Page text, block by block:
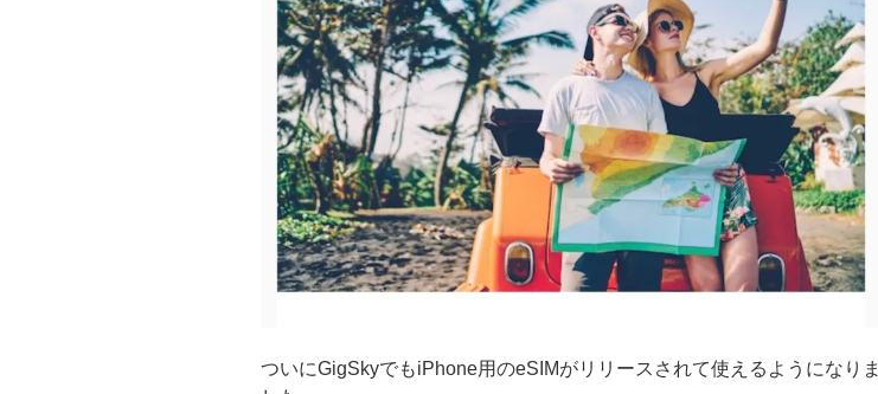
し
て
て
よ
か
っ
た
な
ぁ
と
思
件”
ついにGigSkyでもiPhone用のeSIMがリリースされて使えるようになりま